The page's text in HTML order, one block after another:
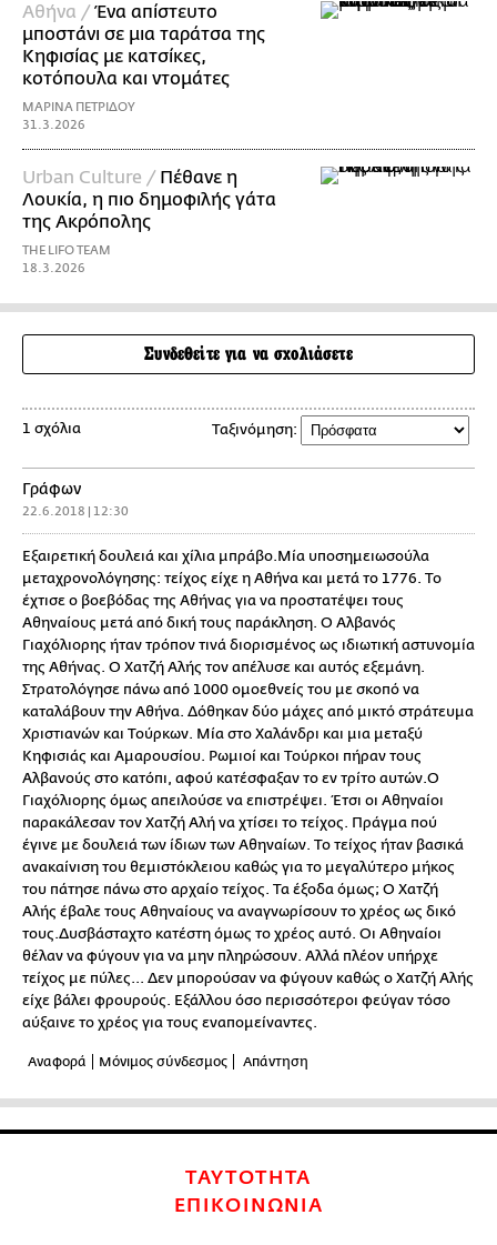
Αθήνα /Ένα απίστευτο
μποστάνι σε μια ταράτσα της
Κηφισίας με κατσίκες,
κοτόπουλα και ντομάτες
ΜΑΡΙΝΑ ΠΕΤΡΙΔΟΥ
31.3.2026
Urban Culture / Πέθανε η
Λουκία, η πιο δημοφιλής γάτα
της Ακρόπολης
THE LIFO TEAM
18.3.2026
Συνδεθείτε για να σχολιάσετε
1 σχόλια Ταξινόμηση:
Γράφων
22.6.2018 | 12:30
Εξαιρετική δουλειά και χίλια μπράβο.Μία υποσημειωσούλα
μεταχρονολόγησης: τείχος είχε η Αθήνα και μετά το 1776. Το
έχτισε ο βοεβόδας της Αθήνας για να προστατέψει τους
Αθηναίους μετά από δική τους παράκληση. Ο Αλβανός
Γιαχόλιορης ήταν τρόπον τινά διορισμένος ως ιδιωτική αστυνομία
της Αθήνας. Ο Χατζή Αλής τον απέλυσε και αυτός εξεμάνη.
Στρατολόγησε πάνω από 1000 ομοεθνείς του με σκοπό να
καταλάβουν την Αθήνα. Δόθηκαν δύο μάχες από μικτό στράτευμα
Χριστιανών και Τούρκων. Μία στο Χαλάνδρι και μια μεταξύ
Κηφισιάς και Αμαρουσίου. Ρωμιοί και Τούρκοι πήραν τους
Αλβανούς στο κατόπι, αφού κατέσφαξαν το εν τρίτο αυτών.Ο
Γιαχόλιορης όμως απειλούσε να επιστρέψει. Έτσι οι Αθηναίοι
παρακάλεσαν τον Χατζή Αλή να χτίσει το τείχος. Πράγμα πού
έγινε με δουλειά των ίδιων των Αθηναίων. Το τείχος ήταν βασικά
ανακαίνιση του θεμιστόκλειου καθώς για το μεγαλύτερο μήκος
του πάτησε πάνω στο αρχαίο τείχος. Τα έξοδα όμως; Ο Χατζή
Αλής έβαλε τους Αθηναίους να αναγνωρίσουν το χρέος ως δικό
τους.Δυσβάσταχτο κατέστη όμως το χρέος αυτό. Οι Αθηναίοι
θέλαν να φύγουν για να μην πληρώσουν. Αλλά πλέον υπήρχε
τείχος με πύλες... Δεν μπορούσαν να φύγουν καθώς ο Χατζή Αλής
είχε βάλει φρουρούς. Εξάλλου όσο περισσότεροι φεύγαν τόσο
αύξαινε το χρέος για τους εναπομείναντες.
Αναφορά Μόνιμος σύνδεσμος Απάντηση
ΤΑΥΤΟΤΗΤΑ
ΕΠΙΚΟΙΝΩΝΙΑ